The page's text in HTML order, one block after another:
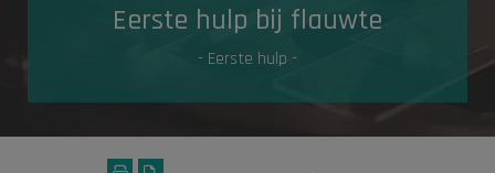
Gezondheid in de media
Eerste hulp bij flauwte
- Eerste hulp -